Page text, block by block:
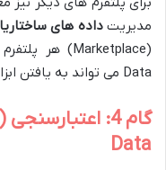
مدیریتداده های
Data می تواند به یافتن ابزارهای مناسب کمک کند.
Data